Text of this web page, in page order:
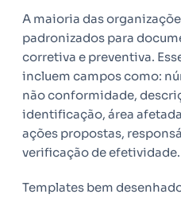
A maioria das
padronizados para
corretiva e preventiva.
incluem campos como:
não conformidade,
identificação, área
ações propostas,
verificação de efetividade.
Templates bem